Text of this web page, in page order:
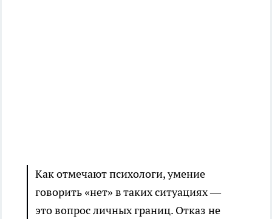
Как отмечают психологи, умение
говорить «нет» в таких ситуациях —
это вопрос личных границ. Отказ не